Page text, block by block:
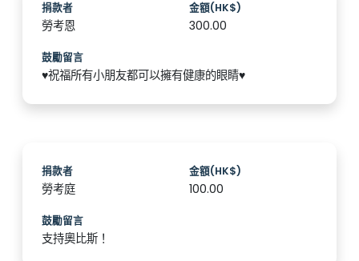
捐款者
勞考恩
金額(HK$)
300.00
鼓勵留言
♥️祝福所有小朋友都可以擁有健康的眼睛♥️
捐款者
勞考庭
金額(HK$)
100.00
鼓勵留言
支持奧比斯！